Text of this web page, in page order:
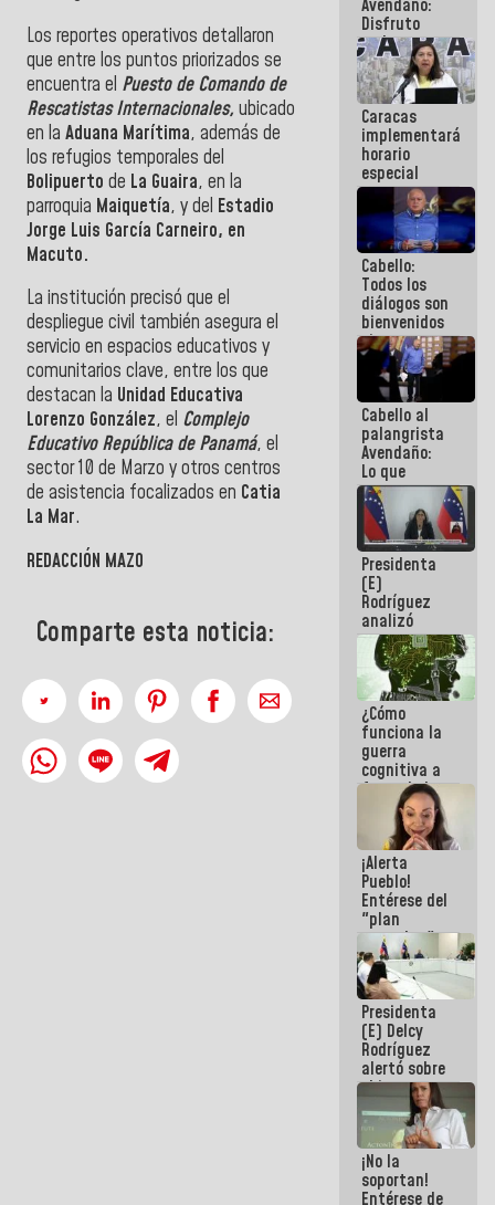
Los reportes operativos detallaron
que entre los puntos priorizados se
encuentra el Puesto de Comando de
Rescatistas Internacionales, ubicado
en la Aduana Marítima, además de
los refugios temporales del
Bolipuerto de La Guaira, en la
parroquia Maiquetía, y del Estadio
Jorge Luis García Carneiro, en
Macuto.
La institución precisó que el
despliegue civil también asegura el
servicio en espacios educativos y
comunitarios clave, entre los que
destacan la Unidad Educativa
Lorenzo González, el Complejo
Educativo República de Panamá, el
sector 10 de Marzo y otros centros
de asistencia focalizados en Catia
La Mar.
REDACCIÓN MAZO
Comparte esta noticia:
Avendaño:
Disfruto
cada vez
que escribes
porque lo
que haces
es
embarrarla
Caracas
implementará
horario
especial
para
adaptarse
al plan de
ahorro
energético
Cabello:
Todos los
diálogos son
bienvenidos
siempre que
estén en el
marco de la
Constitución
de la
República
Cabello al
palangrista
Avendaño:
Lo que
vayas a
escribir
hazlo hoy
por que no
sabemos si
la semana
que viene
hay
programa
Presidenta
(E)
Rodríguez
analizó
junto a
gobernadores
planes de
recuperación
del Sistema
Eléctrico
Nacional
¿Cómo
funciona la
guerra
cognitiva a
favor de la
narrativa
hegemónica?
(1)
¡Alerta
Pueblo!
Entérese del
"plan
enjambre"
de La Sayo
para
sabotear el
diálogo y
promover el
caos
Presidenta
(E) Delcy
Rodríguez
alertó sobre
el impacto
de la
emergencia
climática en
los oceános
¡No la
soportan!
Entérese de